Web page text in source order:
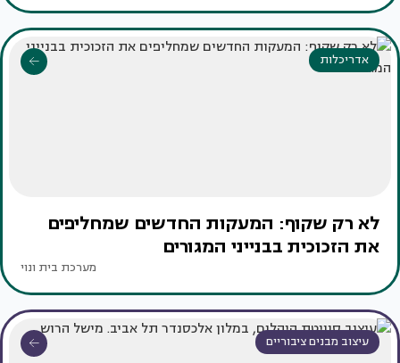
אדריכלות
לא רק שקוף: המעקות החדשים שמחליפים
את הזכוכית בבנייני המגורים
מערכת בית ונוי
עיצוב מבנים ציבוריים